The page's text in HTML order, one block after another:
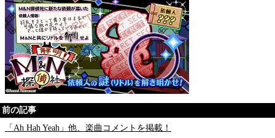
前の記事
「Ah Hah Yeah」他、楽曲コメントを掲載！